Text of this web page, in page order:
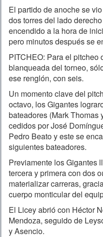
El partido de anoche se
dos torres del lado
encendido a la hora de
pero minutos después se
PITCHEO: Para el pitcheo
blanqueada del torneo,
ese renglón, con seis.
Un momento clave del
octavo, los Gigantes
bateadores (Mark Thomas
cedidos por José
Pedro Beato y este se
siguientes bateadores.
Previamente los Gigantes
tercera y primera con dos
materializar carreras,
cuerpo monticular del
El Licey abrió con Héctor
Mendoza, seguido de
y Asencio.